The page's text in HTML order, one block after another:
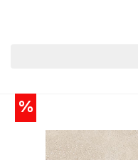
%